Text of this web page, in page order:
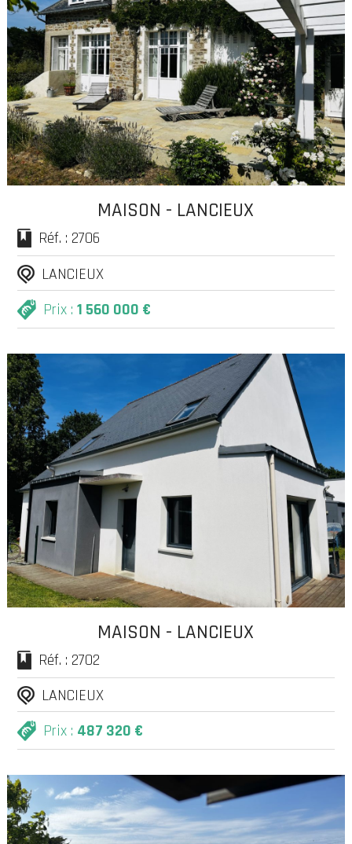
MAISON - LANCIEUX
Réf. : 2706
LANCIEUX
Prix : 1 560 000 €
MAISON - LANCIEUX
Réf. : 2702
LANCIEUX
Prix : 487 320 €